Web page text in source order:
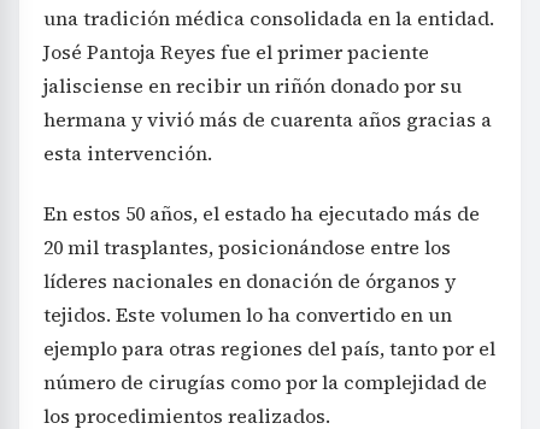
una tradición médica consolidada en la entidad.
José Pantoja Reyes fue el primer paciente
jalisciense en recibir un riñón donado por su
hermana y vivió más de cuarenta años gracias a
esta intervención.
En estos 50 años, el estado ha ejecutado más de
20 mil trasplantes, posicionándose entre los
líderes nacionales en donación de órganos y
tejidos. Este volumen lo ha convertido en un
ejemplo para otras regiones del país, tanto por el
número de cirugías como por la complejidad de
los procedimientos realizados.